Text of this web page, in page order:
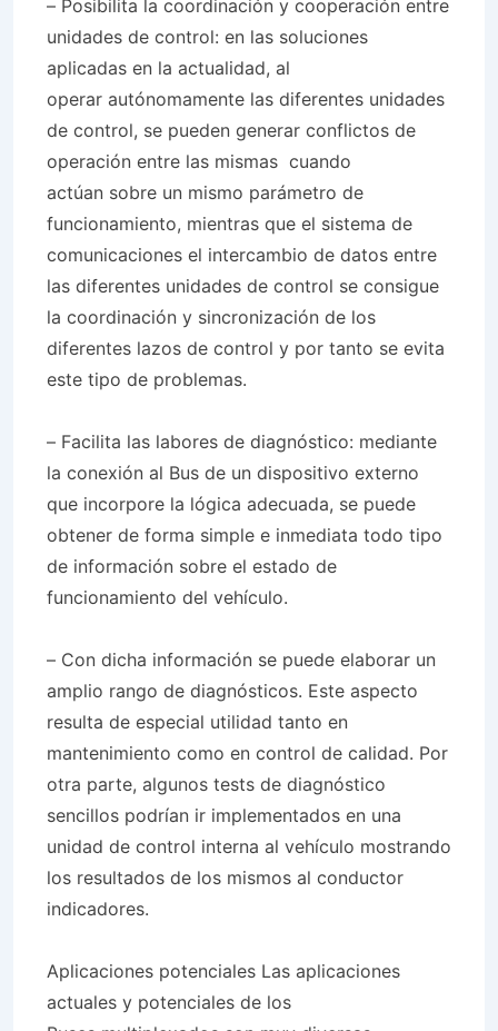
– Posibilita la coordinación y cooperación entre
unidades de control: en las soluciones
aplicadas en la actualidad, al
operar autónomamente las diferentes unidades
de control, se pueden generar conflictos de
operación entre las mismas cuando
actúan sobre un mismo parámetro de
funcionamiento, mientras que el sistema de
comunicaciones el intercambio de datos entre
las diferentes unidades de control se consigue
la coordinación y sincronización de los
diferentes lazos de control y por tanto se evita
este tipo de problemas.
– Facilita las labores de diagnóstico: mediante
la conexión al Bus de un dispositivo externo
que incorpore la lógica adecuada, se puede
obtener de forma simple e inmediata todo tipo
de información sobre el estado de
funcionamiento del vehículo.
– Con dicha información se puede elaborar un
amplio rango de diagnósticos. Este aspecto
resulta de especial utilidad tanto en
mantenimiento como en control de calidad. Por
otra parte, algunos tests de diagnóstico
sencillos podrían ir implementados en una
unidad de control interna al vehículo mostrando
los resultados de los mismos al conductor
indicadores.
Aplicaciones potenciales Las aplicaciones
actuales y potenciales de los